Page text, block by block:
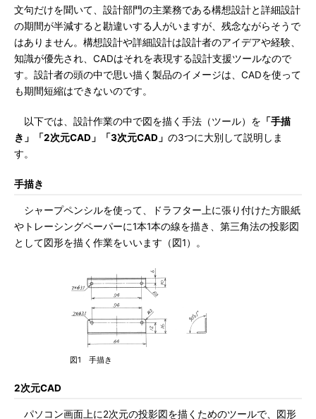
文句だけを聞いて、設計部門の主業務である構想設計と詳細設計
の期間が半減すると勘違いする人がいますが、残念ながらそうで
はありません。構想設計や詳細設計は設計者のアイデアや経験、
知識が優先され、CADはそれを表現する設計支援ツールなので
す。設計者の頭の中で思い描く製品のイメージは、CADを使って
も期間短縮はできないのです。
以下では、設計作業の中で図を描く手法（ツール）を 「手描
き」「2次元CAD」「3次元CAD」 の3つに大別して説明しま
す。
手描き
シャープペンシルを使って、ドラフター上に張り付けた方眼紙
やトレーシングペーパーに1本1本の線を描き、第三角法の投影図
として図形を描く作業をいいます（図1）。
図1 手描き
2次元CAD
パソコン画面上に2次元の投影図を描くためのツールで、図形